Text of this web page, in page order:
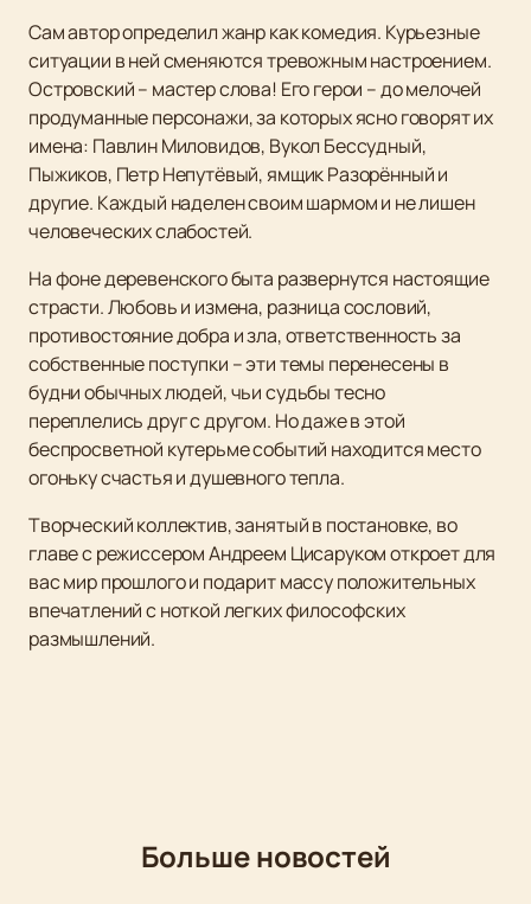
Сам автор определил жанр как комедия. Курьезные
ситуации в ней сменяются тревожным настроением.
Островский – мастер слова! Его герои – до мелочей
продуманные персонажи, за которых ясно говорят их
имена: Павлин Миловидов, Вукол Бессудный,
Пыжиков, Петр Непутёвый, ямщик Разорённый и
другие. Каждый наделен своим шармом и не лишен
человеческих слабостей.
На фоне деревенского быта развернутся настоящие
страсти. Любовь и измена, разница сословий,
противостояние добра и зла, ответственность за
собственные поступки – эти темы перенесены в
будни обычных людей, чьи судьбы тесно
переплелись друг с другом. Но даже в этой
беспросветной кутерьме событий находится место
огоньку счастья и душевного тепла.
Творческий коллектив, занятый в постановке, во
главе с режиссером Андреем Цисаруком откроет для
вас мир прошлого и подарит массу положительных
впечатлений с ноткой легких философских
размышлений.
Больше новостей